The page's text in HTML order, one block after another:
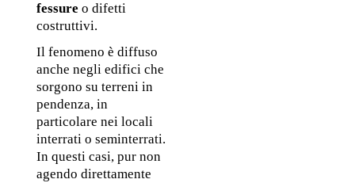
fessure o difetti
costruttivi.
Il fenomeno è diffuso
anche negli edifici che
sorgono su terreni in
pendenza, in
particolare nei locali
interrati o seminterrati.
In questi casi, pur non
agendo direttamente